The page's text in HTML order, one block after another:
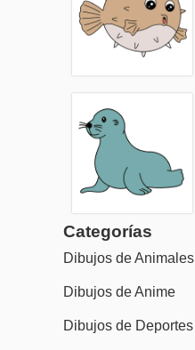
Categorías
Dibujos de Animales
Dibujos de Anime
Dibujos de Deportes